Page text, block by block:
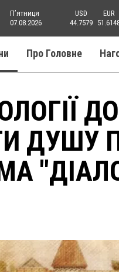
Пʼятниця
07.08.2026
USD
44.7579
EUR
Про Головне
ДУШУ